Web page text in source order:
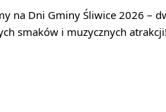
na Dni Gminy Śliwice 2026 –
smaków i muzycznych atrakcji!